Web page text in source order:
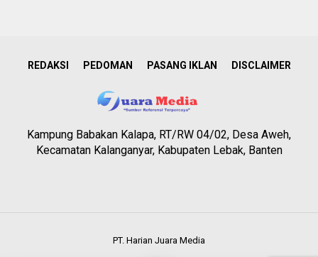
REDAKSI PEDOMAN PASANG IKLAN DISCLAIMER
Kampung Babakan Kalapa, RT/RW 04/02, Desa Aweh,
Kecamatan Kalanganyar, Kabupaten Lebak, Banten
PT. Harian Juara Media